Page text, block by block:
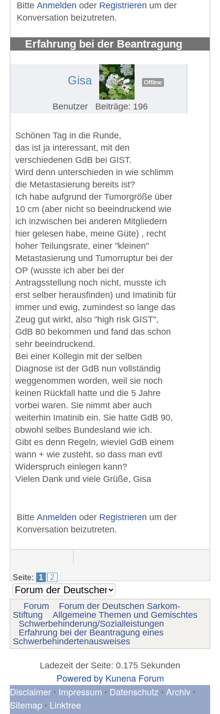
Bitte Anmelden oder Registrieren um der
Konversation beizutreten.
Erfahrung bei der Beantragung
Gisa Offline
Benutzer Beiträge: 196
Schönen Tag in die Runde,
das ist ja interessant, mit den
verschiedenen GdB bei GIST.
Wird denn unterschieden in wie schlimm
die Metastasierung bereits ist?
Ich habe aufgrund der Tumorgröße über
10 cm (aber nicht so beeindruckend wie
ich inzwischen bei anderen Mitgliedern
hier gelesen habe, meine Güte) , recht
hoher Teilungsrate, einer "kleinen"
Metastasierung und Tumorruptur bei der
OP (wusste ich aber bei der
Antragsstellung noch nicht, musste ich
erst selber herausfinden) und Imatinib für
immer und ewig, zumindest so lange das
Zeug gut wirkt, also "high risk GIST",
GdB 80 bekommen und fand das schon
sehr beeindruckend.
Bei einer Kollegin mit der selben
Diagnose ist der GdB nun vollständig
weggenommen worden, weil sie noch
keinen Rückfall hatte und die 5 Jahre
vorbei waren. Sie nimmt aber auch
weiterhin Imatinib ein. Sie hatte GdB 90,
obwohl selbes Bundesland wie ich.
Gibt es denn Regeln, wieviel GdB einem
wann + wie zusteht, so dass man evtl
Widerspruch einlegen kann?
Vielen Dank und viele Grüße, Gisa
Bitte Anmelden oder Registrieren um der
Konversation beizutreten.
Seite: 1 2
Forum
Forum der Deutschen Sarkom-
Stiftung
Allgemeine Themen und Gemischtes
Schwerbehinderung/Sozialleistungen
Erfahrung bei der Beantragung eines
Schwerbehindertenausweises
Ladezeit der Seite: 0.175 Sekunden
Powered by Kunena Forum
Disclaimer • Impressum • Datenschutz • Archiv •
Sitemap • Linktree